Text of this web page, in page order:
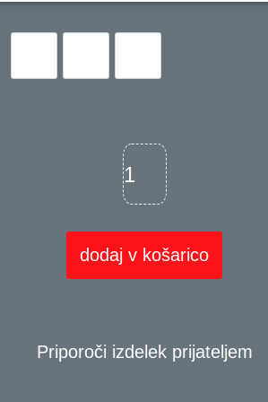
dodaj v košarico
Priporoči izdelek prijateljem